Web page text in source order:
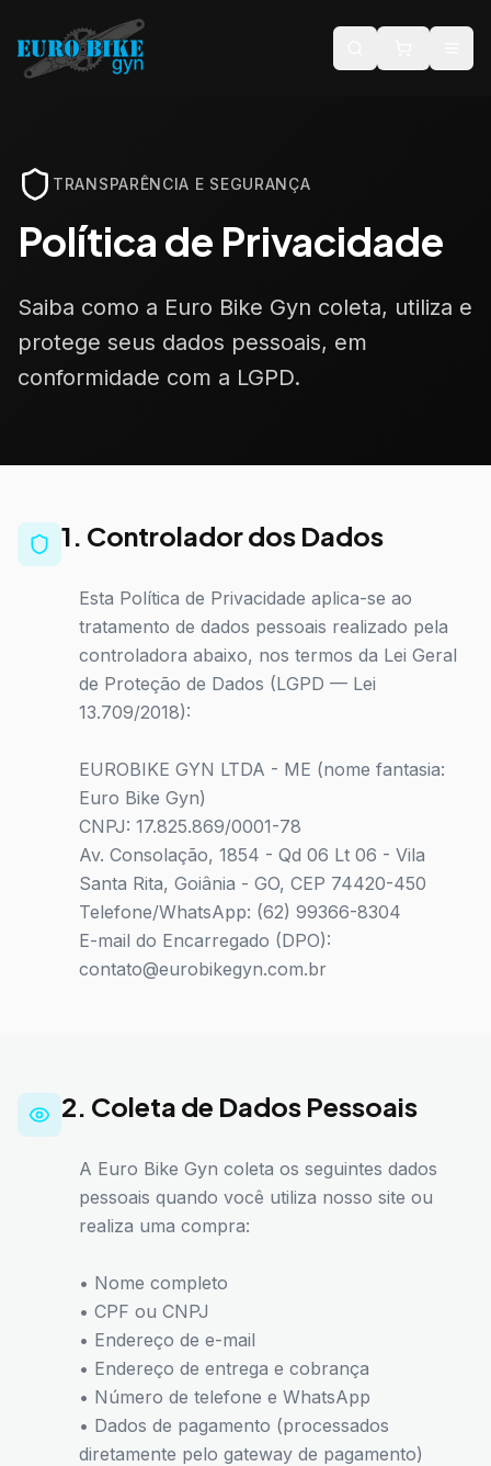
TRANSPARÊNCIA E SEGURANÇA
Política de Privacidade
Saiba como a Euro Bike Gyn coleta, utiliza e
protege seus dados pessoais, em
conformidade com a LGPD.
1. Controlador dos Dados
Esta Política de Privacidade aplica-se ao
tratamento de dados pessoais realizado pela
controladora abaixo, nos termos da Lei Geral
de Proteção de Dados (LGPD — Lei
13.709/2018):
EUROBIKE GYN LTDA - ME (nome fantasia:
Euro Bike Gyn)
CNPJ: 17.825.869/0001-78
Av. Consolação, 1854 - Qd 06 Lt 06 - Vila
Santa Rita, Goiânia - GO, CEP 74420-450
Telefone/WhatsApp: (62) 99366-8304
E-mail do Encarregado (DPO):
contato@eurobikegyn.com.br
2. Coleta de Dados Pessoais
A Euro Bike Gyn coleta os seguintes dados
pessoais quando você utiliza nosso site ou
realiza uma compra:
• Nome completo
• CPF ou CNPJ
• Endereço de e-mail
• Endereço de entrega e cobrança
• Número de telefone e WhatsApp
• Dados de pagamento (processados
diretamente pelo gateway de pagamento)